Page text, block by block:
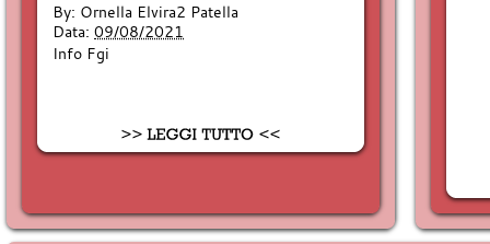
By: Ornella Elvira2 Patella
Data: 09/08/2021
Info Fgi